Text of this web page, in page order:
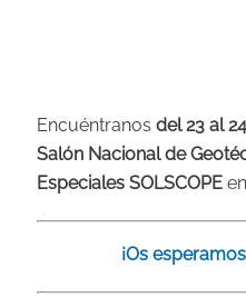
Encuéntranos del 23 al
Salón Nacional de
Especiales SOLSCOPE
¡Os